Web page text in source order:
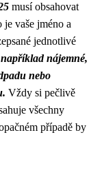
musí obsahovat
je vaše jméno a
jednotlivé
nájemné,
nebo
Vždy si pečlivě
všechny
případě by